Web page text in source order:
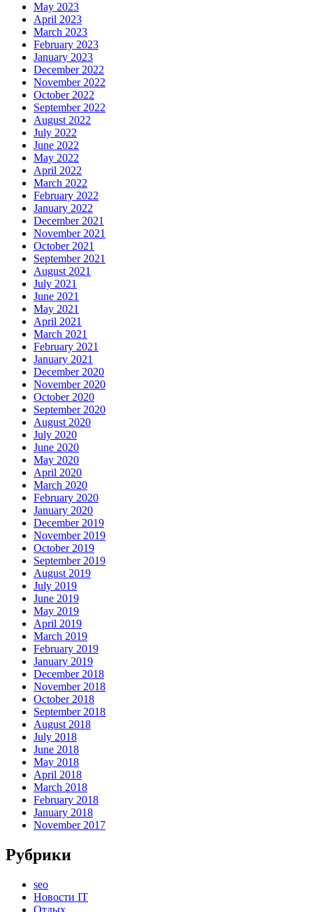
May 2023
April 2023
March 2023
February 2023
January 2023
December 2022
November 2022
October 2022
September 2022
August 2022
July 2022
June 2022
May 2022
April 2022
March 2022
February 2022
January 2022
December 2021
November 2021
October 2021
September 2021
August 2021
July 2021
June 2021
May 2021
April 2021
March 2021
February 2021
January 2021
December 2020
November 2020
October 2020
September 2020
August 2020
July 2020
June 2020
May 2020
April 2020
March 2020
February 2020
January 2020
December 2019
November 2019
October 2019
September 2019
August 2019
July 2019
June 2019
May 2019
April 2019
March 2019
February 2019
January 2019
December 2018
November 2018
October 2018
September 2018
August 2018
July 2018
June 2018
May 2018
April 2018
March 2018
February 2018
January 2018
November 2017
Рубрики
seo
Новости IT
Отдых